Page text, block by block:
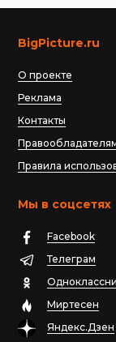
BigPicture.ru
О проекте
Реклама
Контакты
Правила
Мы в соцсетях
Facebook
Телеграм
Миртесен
Яндекс.Дзен